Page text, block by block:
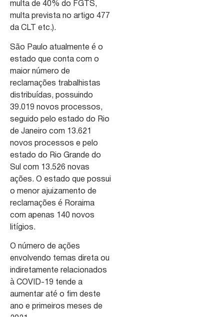
multa de 40% do FGTS,
multa prevista no artigo 477
da CLT etc.).
São Paulo atualmente é o
estado que conta com o
maior número de
reclamações trabalhistas
distribuídas, possuindo
39.019 novos processos,
seguido pelo estado do Rio
de Janeiro com 13.621
novos processos e pelo
estado do Rio Grande do
Sul com 13.526 novas
ações. O estado que possui
o menor ajuizamento de
reclamações é Roraima
com apenas 140 novos
litígios.
O número de ações
envolvendo temas direta ou
indiretamente relacionados
à COVID-19 tende a
aumentar até o fim deste
ano e primeiros meses de